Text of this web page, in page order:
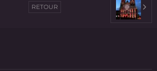
RETOUR